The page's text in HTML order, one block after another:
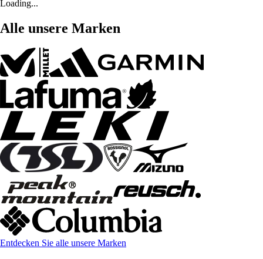
Loading...
Alle unsere Marken
Entdecken Sie alle unsere Marken